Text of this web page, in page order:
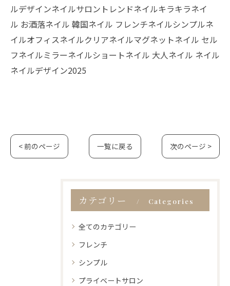
ルデザインネイルサロントレンドネイルキラキラネイ
ル お酒落ネイル 韓国ネイル フレンチネイルシンプルネ
イルオフィスネイルクリアネイルマグネットネイル セル
フネイルミラーネイルショートネイル 大人ネイル ネイル
ネイルデザイン2025
< 前のページ 一覧に戻る 次のページ >
カテゴリー Categories
全てのカテゴリー
フレンチ
シンプル
プライベートサロン